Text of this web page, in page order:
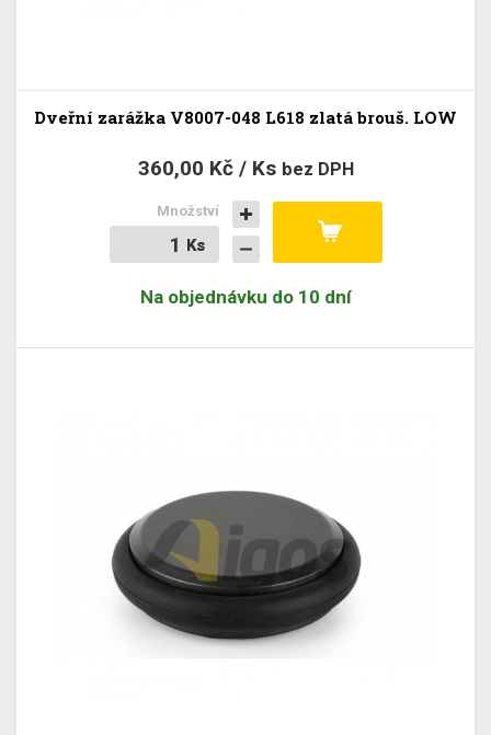
Dveřní zarážka V8007-048 L618 zlatá brouš. LOW
360,00 Kč / Ks bez DPH
Ks
Ks
Množství
Na objednávku do 10 dní